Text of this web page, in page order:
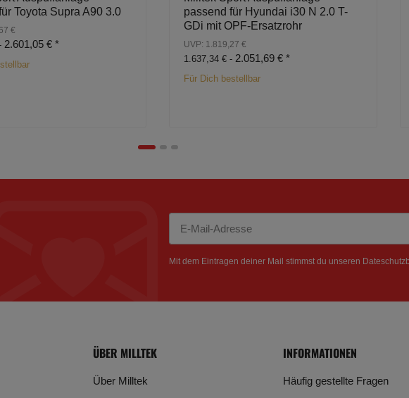
Toyota Supra A90 3.0
€
2.601,05 € *
passend für Hyundai i30 N 2.0 T-
GDi mit OPF-Ersatzrohr
UVP: 1.819,27 €
1.637,34 € - 2.051,69 € *
Für Dich bestellbar
Mit dem Eintragen deiner Mail stimmst du unseren
ÜBER MILLTEK
Über Milltek
INFORMATIONEN
Häufig gestellte Fragen